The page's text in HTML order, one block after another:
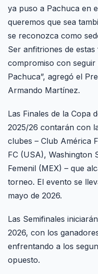
ya puso a Pachuca en
queremos que sea
se reconozca como
Ser anfitriones de
compromiso con
Pachuca”, agregó el
Armando Martínez.
Las Finales de la Copa
2025/26 contarán con
clubes – Club América
FC (USA), Washington
Femenil (MEX) – que
torneo. El evento se
mayo de 2026.
Las Semifinales
2026, con los
enfrentando a los
opuesto.